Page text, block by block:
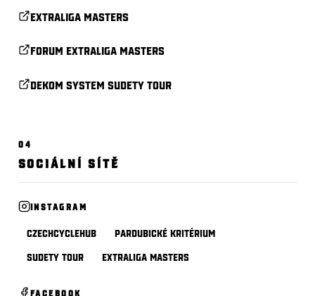
Extraliga Masters
Forum Extraliga Masters
Dekom System Sudety Tour
04
SOCIÁLNÍ SÍTĚ
INSTAGRAM
CzechCycleHub Pardubické kritérium
Sudety Tour Extraliga Masters
FACEBOOK